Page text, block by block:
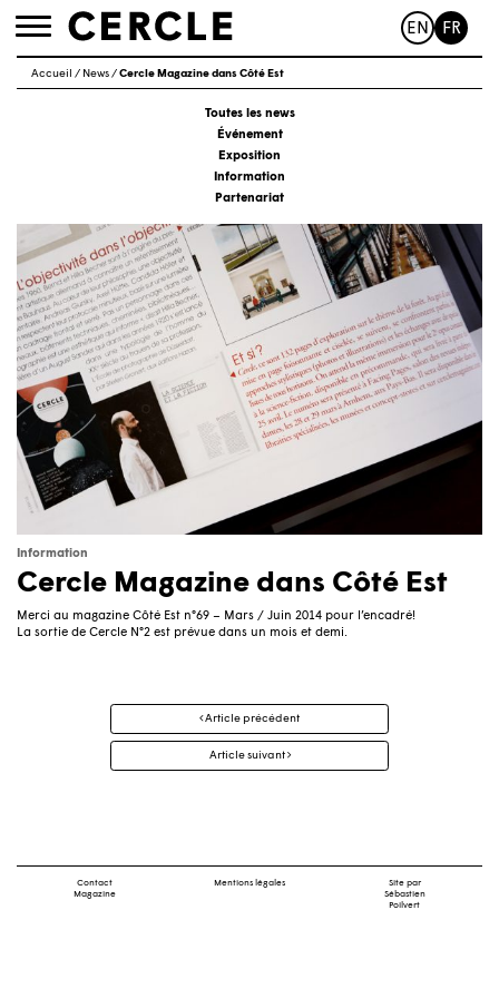
Toggle
EN FR
Accueil / News/Cercle Magazine dans Côté Est
Toutes les news
Événement
Exposition
Information
Partenariat
Information
Cercle Magazine dans Côté Est
Merci au magazine Côté Est n°69 – Mars / Juin 2014 pour l’encadré!
La sortie de Cercle N°2 est prévue dans un mois et demi.
Navigation
Article précédent
Article suivant
Contact
Magazine
Mentions légales
Site par
Sébastien
Poilvert